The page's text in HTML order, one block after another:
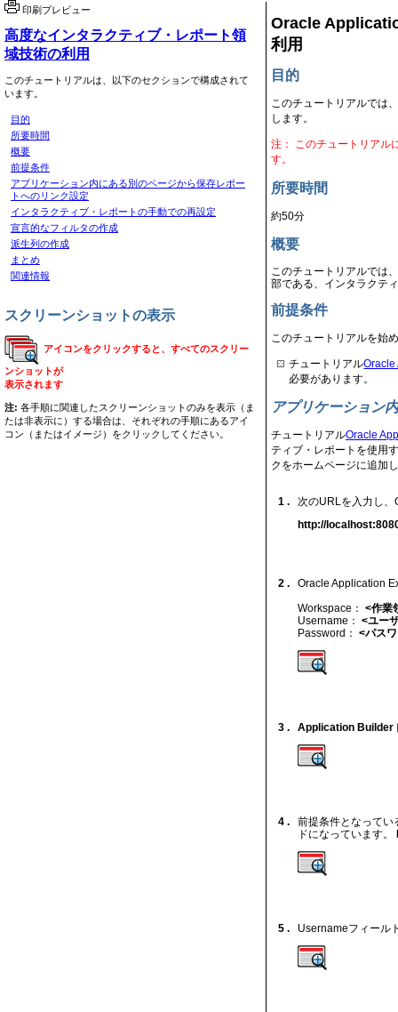
印刷プレビュー
高度なインタラクティブ・レポート領
域技術の利用
このチュートリアルは、以下のセクションで構成されて
います。
目的
所要時間
概要
前提条件
アプリケーション内にある別のページから保存レポー
トへのリンク設定
インタラクティブ・レポートの手動での再設定
宣言的なフィルタの作成
派生列の作成
まとめ
関連情報
スクリーンショットの表示
アイコンをクリックすると、すべてのスクリー
ンショットが
表示されます
注: 各手順に関連したスクリーンショットのみを表示（ま
たは非表示に）する場合は、それぞれの手順にあるアイ
コン（またはイメージ）をクリックしてください。
Oracle
利用
目的
このチュートリアルでは
します。
注： このチュートリアル
す。
所要時間
約50分
概要
このチュートリアルでは
部である、インタラクテ
前提条件
このチュートリアルを始
チュートリアルOracle
必要があります。
アプリケーション
チュートリアルOracle
ティブ・レポートを使用
クをホームページに追加
1 .
次のURLを入力し
http://
2 .
Oracle Application
Workspace： <作業
Username： <ユー
Password： <パス
3 . Application Builder
4 .
前提条件となってい
ドになっています。
5 . Usernameフィール